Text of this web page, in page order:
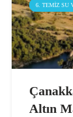
6. TEMIZ SU
Altın